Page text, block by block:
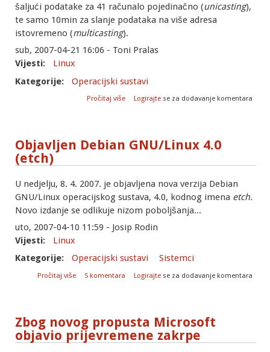
šaljući podatake za 41 računalo pojedinačno (unicasting),
te samo 10min za slanje podataka na više adresa
istovremeno (multicasting).
sub, 2007-04-21 16:06 - Toni Pralas
Vijesti:
Linux
Kategorije:
Operacijski sustavi
Pročitaj više o Clonezilla linux distribucija
Logirajte se za dodavanje komentara
Objavljen Debian GNU/Linux 4.0
(etch)
U nedjelju, 8. 4. 2007. je objavljena nova verzija Debian
GNU/Linux operacijskog sustava, 4.0, kodnog imena etch.
Novo izdanje se odlikuje nizom poboljšanja...
uto, 2007-04-10 11:59 - Josip Rodin
Vijesti:
Linux
Kategorije:
Operacijski sustavi Sistemci
Pročitaj više o Objavljen Debian GNU/Linux 4.0 (etch)
5 komentara Logirajte se za dodavanje komentara
Zbog novog propusta Microsoft
objavio prijevremene zakrpe